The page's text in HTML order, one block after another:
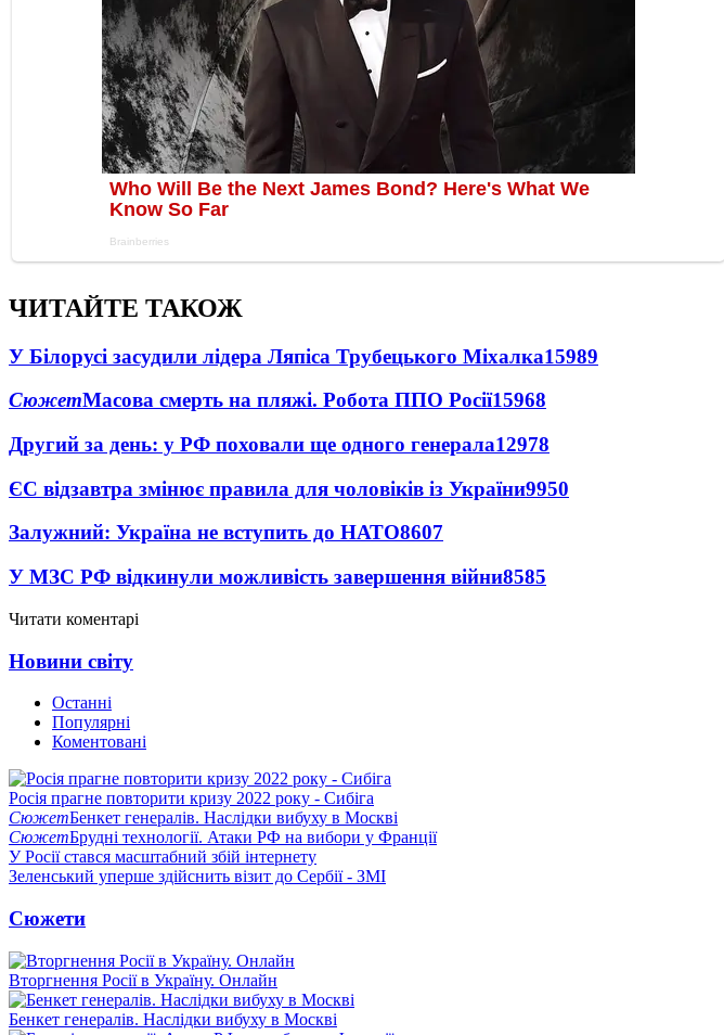
ЧИТАЙТЕ ТАКОЖ
У Білорусі засудили лідера Ляпіса Трубецького Міхалка15989
СюжетМасова смерть на пляжі. Робота ППО Росії15968
Другий за день: у РФ поховали ще одного генерала12978
ЄС відзавтра змінює правила для чоловіків із України9950
Залужний: Україна не вступить до НАТО8607
У МЗС РФ відкинули можливість завершення війни8585
Читати коментарі
Новини світу
Останні
Популярні
Коментовані
Росія прагне повторити кризу 2022 року - Сибіга
СюжетБенкет генералів. Наслідки вибуху в Москві
СюжетБрудні технології. Атаки РФ на вибори у Франції
У Росії стався масштабний збій інтернету
Зеленський уперше здійснить візит до Сербії - ЗМІ
Сюжети
Вторгнення Росії в Україну. Онлайн
Бенкет генералів. Наслідки вибуху в Москві